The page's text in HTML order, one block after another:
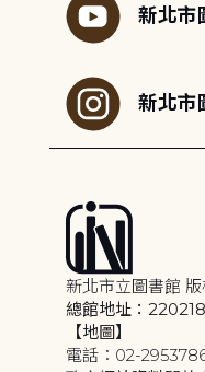
新北
新北市
新北市立圖書館
總館地址：
【地圖】
電話：02-